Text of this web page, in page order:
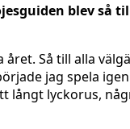
blev så
Så till alla
jag spela
långt lyckorus,